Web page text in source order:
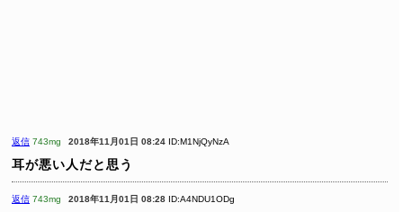
返信 743mg 2018年11月01日 08:24 ID:M1NjQyNzA
耳が悪い人だと思う
返信 743mg 2018年11月01日 08:28 ID:A4NDU1ODg